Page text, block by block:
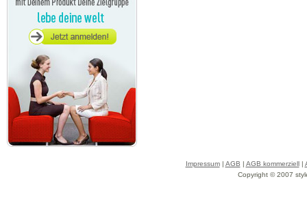
Impressum| AGB | AGB kommerziell|
Copyright © 2007